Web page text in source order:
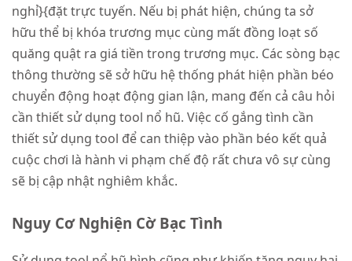
nghỉ}{đặt trực tuyến. Nếu bị phát hiện, chúng ta sở
hữu thể bị khóa trương mục cùng mất đồng loạt số
quăng quật ra giá tiền trong trương mục. Các sòng bạc
thông thường sẽ sở hữu hệ thống phát hiện phần béo
chuyển động hoạt động gian lận, mang đến cả câu hỏi
cần thiết sử dụng tool nổ hũ. Việc cố gắng tình cần
thiết sử dụng tool để can thiệp vào phần béo kết quả
cuộc chơi là hành vi phạm chế độ rất chưa vô sự cùng
sẽ bị cập nhật nghiêm khắc.
Nguy Cơ Nghiện Cờ Bạc Tình